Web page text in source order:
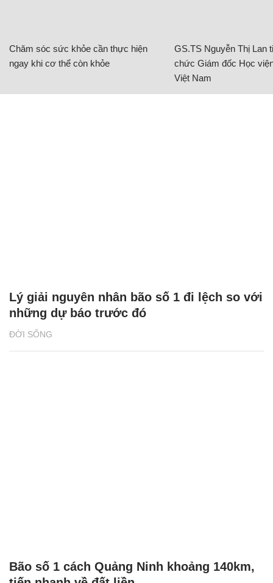
Chăm sóc sức khỏe cần thực hiện
ngay khi cơ thể còn khỏe
GS.TS Nguyễn Thị Lan
chức Giám đốc Học
Việt Nam
ĐỜI SỐNG
Lý giải nguyên nhân bão số 1 đi lệch so với
những dự báo trước đó
Bão số 1 cách Quảng Ninh khoảng 140km,